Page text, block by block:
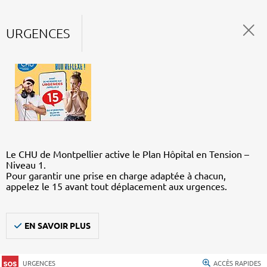
URGENCES
Le CHU de Montpellier active le Plan Hôpital en Tension –
Niveau 1.
Pour garantir une prise en charge adaptée à chacun,
appelez le 15 avant tout déplacement aux urgences.
EN SAVOIR PLUS
URGENCES ACCÈS RAPIDES